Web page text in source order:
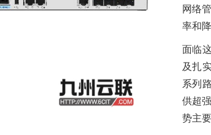
网络
率和
面临
及扎
系列
供超
势主